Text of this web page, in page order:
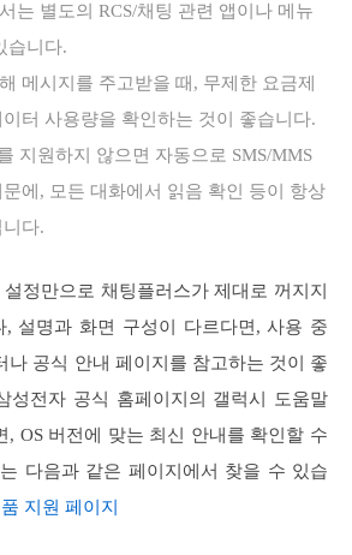
는 별도의 RCS/채팅 관련 앱이나 메뉴
습니다.
메시지를 주고받을 때, 무제한 요금제
터 사용량을 확인하는 것이 좋습니다.
지원하지 않으면 자동으로 SMS/MMS
에, 모든 대화에서 읽음 확인 등이 항상
다.
정만으로 채팅플러스가 제대로 꺼지지
, 설명과 화면 구성이 다르다면, 사용 중
나 공식 안내 페이지를 참고하는 것이 좋
성전자 공식 홈페이지의 갤럭시 도움말
, OS 버전에 맞는 최신 안내를 확인할 수
다음과 같은 페이지에서 찾을 수 있습
지원 페이지